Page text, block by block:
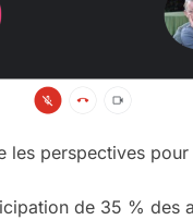
les perspectives pour
de 35 %